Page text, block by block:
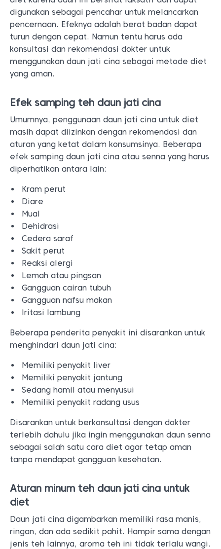
digunakan sebagai pencahar untuk melancarkan
pencernaan. Efeknya adalah berat badan dapat
turun dengan cepat. Namun tentu harus ada
konsultasi dan rekomendasi dokter untuk
menggunakan daun jati cina sebagai metode diet
yang aman.
Efek samping teh daun jati cina
Umumnya, penggunaan daun jati cina untuk diet
masih dapat diizinkan dengan rekomendasi dan
aturan yang ketat dalam konsumsinya. Beberapa
efek samping daun jati cina atau senna yang harus
diperhatikan antara lain:
Kram perut
Diare
Mual
Dehidrasi
Cedera saraf
Sakit perut
Reaksi alergi
Lemah atau pingsan
Gangguan cairan tubuh
Gangguan nafsu makan
Iritasi lambung
Beberapa penderita penyakit ini disarankan untuk
menghindari daun jati cina:
Memiliki penyakit liver
Memiliki penyakit jantung
Sedang hamil atau menyusui
Memiliki penyakit radang usus
Disarankan untuk berkonsultasi dengan dokter
terlebih dahulu jika ingin menggunakan daun senna
sebagai salah satu cara diet agar tetap aman
tanpa mendapat gangguan kesehatan.
Aturan minum teh daun jati cina untuk
diet
Daun jati cina digambarkan memiliki rasa manis,
ringan, dan ada sedikit pahit. Hampir sama dengan
jenis teh lainnya, aroma teh ini tidak terlalu wangi.